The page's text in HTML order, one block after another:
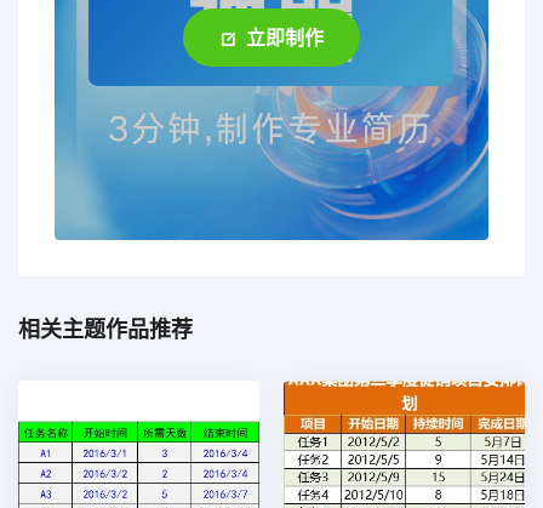
立即制作
相关主题作品推荐